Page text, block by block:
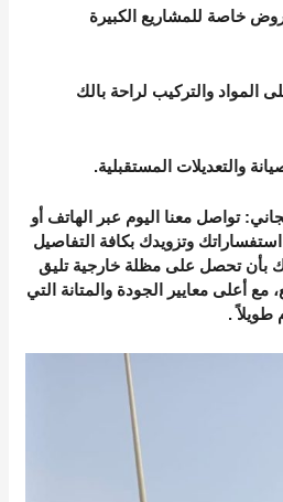
خاصة للمشاريع الكبيرة
المواد والتركيب لراحة بالك
والتعديلات المستقبلية.
: تواصل معنا اليوم عبر الهاتف أو
وتزويدك بكافة التفاصيل
بأن تحصل على مظلة خارجية تليق
أعلى معايير الجودة والمتانة التي
طويلاً.